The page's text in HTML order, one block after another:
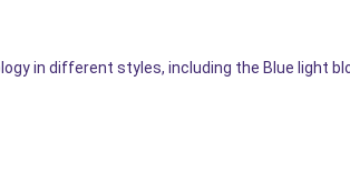
in different styles, including the Blue light